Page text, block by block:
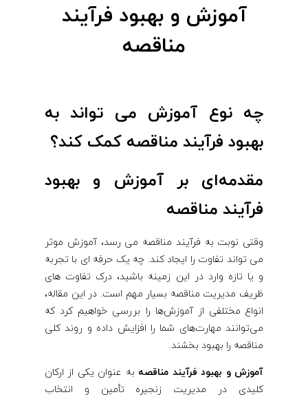
ص
آموزش و بهبود فرآیند
مناقصه
چه نوع آموزش می تواند به
بهبود فرآیند مناقصه کمک کند؟
مقدمه‌ای بر آموزش و بهبود
فرآیند مناقصه
وقتی نوبت به فرآیند مناقصه می رسد، آموزش موثر
می تواند تفاوت را ایجاد کند. چه یک حرفه ای با تجربه
و یا تازه وارد در این زمینه باشید، درک تفاوت های
ظریف مدیریت مناقصه بسیار مهم است. در این مقاله،
انواع مختلفی از آموزش‌ها را بررسی خواهیم کرد که
می‌توانند مهارت‌های شما را افزایش داده و روند کلی
مناقصه را بهبود بخشند.
آموزش و بهبود فرآیند مناقصه به عنوان یکی از ارکان
کلیدی در مدیریت زنجیره تأمین و انتخاب